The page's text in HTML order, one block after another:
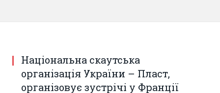
Національна скаутська
організація України – Пласт,
організовує зустрічі у Франції